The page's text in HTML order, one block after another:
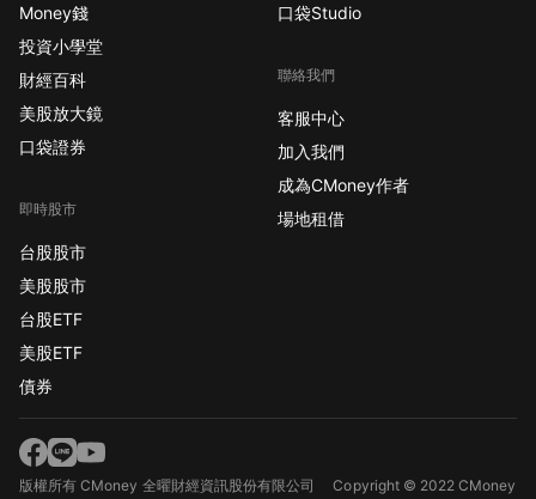
Money錢
投資小學堂
財經百科
美股放大鏡
口袋證券
即時股市
台股股市
美股股市
台股ETF
美股ETF
債券
口袋Studio
聯絡我們
客服中心
加入我們
成為CMoney作者
場地租借
版權所有 CMoney 全曜財經資訊股份有限公司Copyright © 2022 CMoney